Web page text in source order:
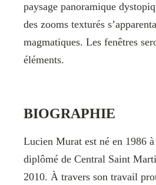
paysage panoramique
des zooms texturés
magmatiques. Les fenêtres
éléments.
BIOGRAPHIE
Lucien Murat est né en 1986
diplômé de Central Saint
2010. À travers son travail